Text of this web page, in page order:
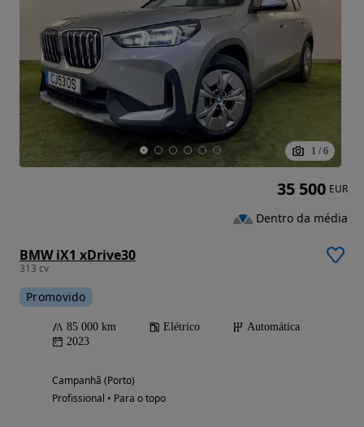
1 / 6
BMW iX1 xDrive30
313 cv
Promovido
85 000 km Elétrico
Automática
2023
Campanhã (Porto)
Profissional • Para o topo
35 500 EUR
Dentro da média